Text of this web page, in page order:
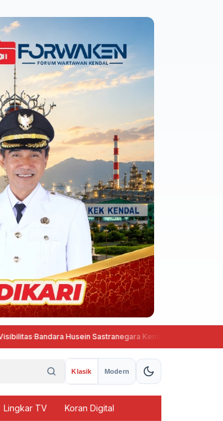
·Bandara Husein Sastranegara Kembali Beroperasi, Wings
Klasik Modern
Lingkar TV Koran Digital